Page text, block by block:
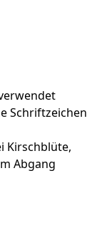
Schriftzeichen
Kirschblüte,
Abgang